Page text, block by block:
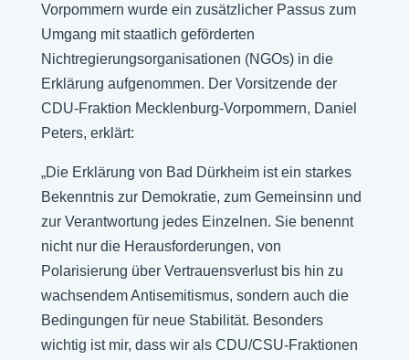
Vorpommern wurde ein zusätzlicher Passus zum
Umgang mit staatlich geförderten
Nichtregierungsorganisationen (NGOs) in die
Erklärung aufgenommen. Der Vorsitzende der
CDU-Fraktion Mecklenburg-Vorpommern, Daniel
Peters, erklärt:
„Die Erklärung von Bad Dürkheim ist ein starkes
Bekenntnis zur Demokratie, zum Gemeinsinn und
zur Verantwortung jedes Einzelnen. Sie benennt
nicht nur die Herausforderungen, von
Polarisierung über Vertrauensverlust bis hin zu
wachsendem Antisemitismus, sondern auch die
Bedingungen für neue Stabilität. Besonders
wichtig ist mir, dass wir als CDU/CSU-Fraktionen